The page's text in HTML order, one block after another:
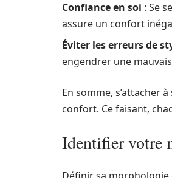
Confiance en soi : Se
assure un confort
Éviter les erreurs de
engendrer une
En somme, s’attacher
confort. Ce faisant,
Identifier votre